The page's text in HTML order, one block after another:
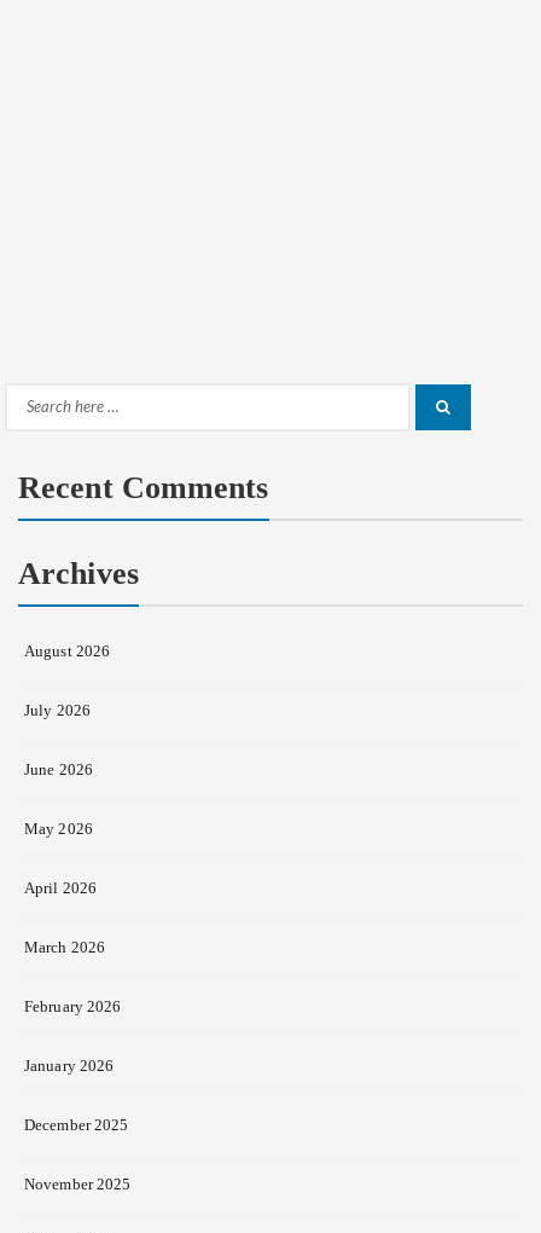
Search
Recent Comments
Archives
August 2026
July 2026
June 2026
May 2026
April 2026
March 2026
February 2026
January 2026
December 2025
November 2025